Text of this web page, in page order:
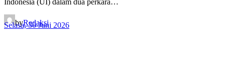
Indonesia (UI) dalam dua perkara…
byRedaksi
Selasa, 30 Juni 2026